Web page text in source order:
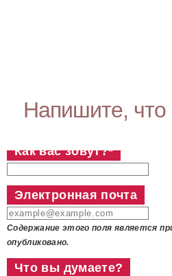
Напишите,
Как вас зовут?*
Электронная почта
Содержание этого поля является
опубликовано.
Что вы думаете?